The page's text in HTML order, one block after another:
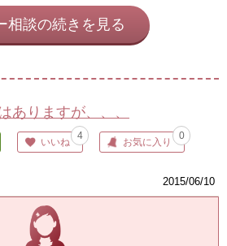
相談の続きを見る
ありますが、、、
いいね
4
お気に入り
0
2015/06/10